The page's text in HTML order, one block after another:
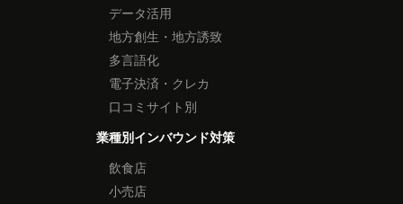
データ活用
地方創生・地方誘致
多言語化
電子決済・クレカ
口コミサイト別
業種別インバウンド対策
飲食店
小売店